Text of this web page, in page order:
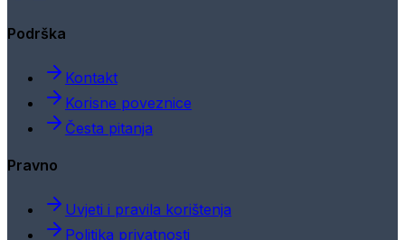
Podrška
Kontakt
Korisne poveznice
Česta pitanja
Pravno
Uvjeti i pravila korištenja
Politika privatnosti